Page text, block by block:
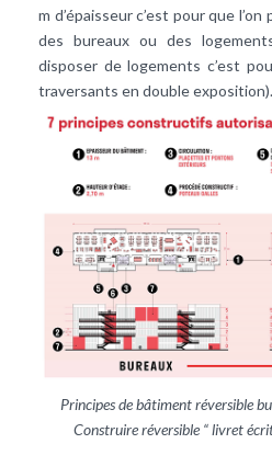
m d’épaisseur c’est pour que
des bureaux ou des
disposer de logements c’est
traversants en double exposition).
Principes de bâtiment réversible
Construire réversible “ livret